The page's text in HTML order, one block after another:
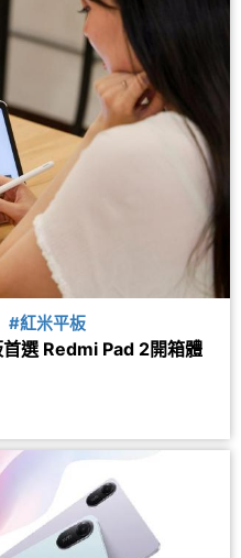
#紅米平板
選 Redmi Pad 2開箱體